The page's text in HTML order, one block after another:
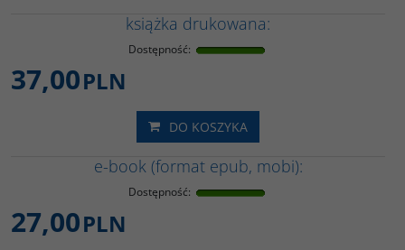
książka drukowana:
Dostępność:
37,00PLN
DO KOSZYKA
e-book (format epub, mobi):
Dostępność:
27,00PLN